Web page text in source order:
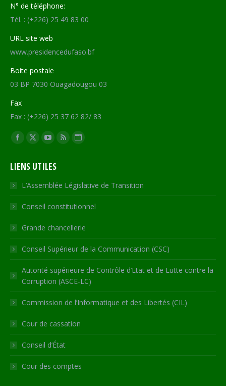
N° de téléphone:
Tél. : (+226) 25 49 83 00
URL site web
www.presidencedufaso.bf
Boite postale
03 BP 7030 Ouagadougou 03
Fax
Fax : (+226) 25 37 62 82/ 83
Trouvez nous sur :
Facebook
opens
in
new
window
X
opens
in
new
window
YouTube
opens
in
new
window
RSS
in
new
window
Site
opens
in
new
LIENS UTILES
L’Assemblée Législative de Transition
Conseil constitutionnel
Grande chancellerie
Conseil Supérieur de la Communication (CSC)
Autorité supérieure de Contrôle d’Etat et de Lutte contre la
Corruption (ASCE-LC)
Commission de l’Informatique et des Libertés (CIL)
Cour de cassation
Conseil d’État
Cour des comptes